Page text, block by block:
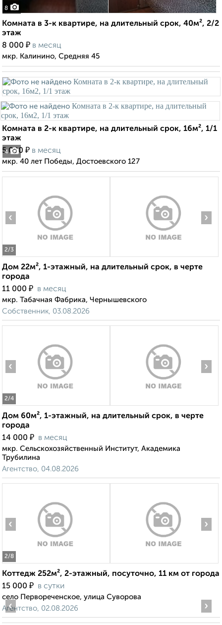
8
Комната в 3-к квартире, на длительный срок, 40м², 2/2
этаж
8 000 ₽ в месяц
мкр. Калинино, Средняя 45
4
Комната в 2-к квартире, на длительный срок, 16м², 1/1
этаж
5 000 ₽ в месяц
мкр. 40 лет Победы, Достоевского 127
2/3
‹ ›
Дом 22м², 1-этажный, на длительный срок, в черте
города
11 000 ₽ в месяц
мкр. Табачная Фабрика, Чернышевского
Собственник, 03.08.2026
2/4
‹ ›
Дом 60м², 1-этажный, на длительный срок, в черте
города
14 000 ₽ в месяц
мкр. Сельскохозяйственный Институт, Академика
Трубилина
Агентство, 04.08.2026
2/8
‹ ›
Коттедж 252м², 2-этажный, посуточно, 11 км от города
15 000 ₽ в сутки
село Первореченское, улица Суворова
Агентство, 02.08.2026
‹ ›